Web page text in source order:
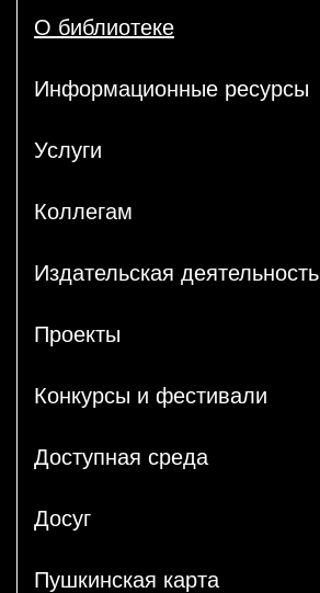
О библиотеке
Информационные ресурсы
Услуги
Коллегам
Издательская деятельность
Проекты
Конкурсы и фестивали
Доступная среда
Досуг
Пушкинская карта